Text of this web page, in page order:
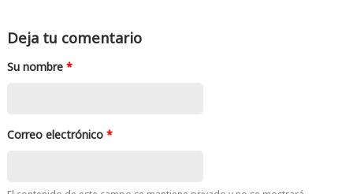
Deja tu comentario
Su nombre *
Correo electrónico *